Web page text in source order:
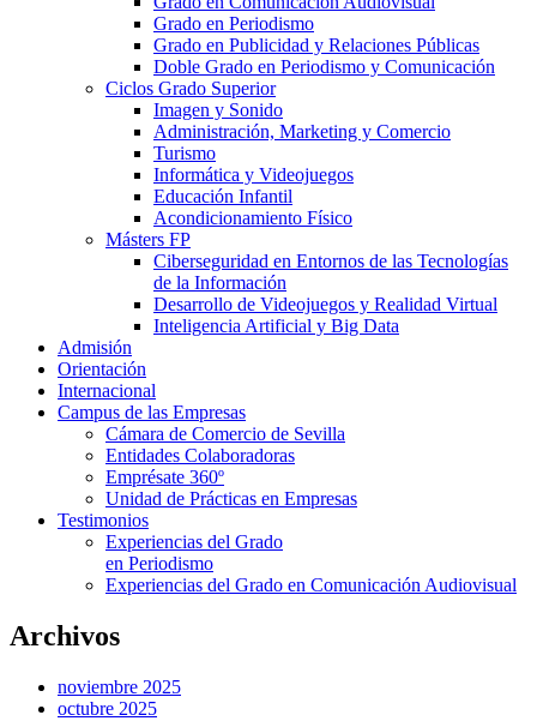
Grado en Periodismo
Grado en Publicidad y Relaciones Públicas
Doble Grado en Periodismo y Comunicación
Ciclos Grado Superior
Imagen y Sonido
Administración, Marketing y Comercio
Turismo
Informática y Videojuegos
Educación Infantil
Acondicionamiento Físico
Másters FP
Ciberseguridad en Entornos de las Tecnologías
de la Información
Desarrollo de Videojuegos y Realidad Virtual
Inteligencia Artificial y Big Data
Admisión
Orientación
Internacional
Campus de las Empresas
Cámara de Comercio de Sevilla
Entidades Colaboradoras
Emprésate 360º
Unidad de Prácticas en Empresas
Testimonios
Experiencias del Grado
en Periodismo
Experiencias del Grado en Comunicación Audiovisual
Archivos
noviembre 2025
octubre 2025